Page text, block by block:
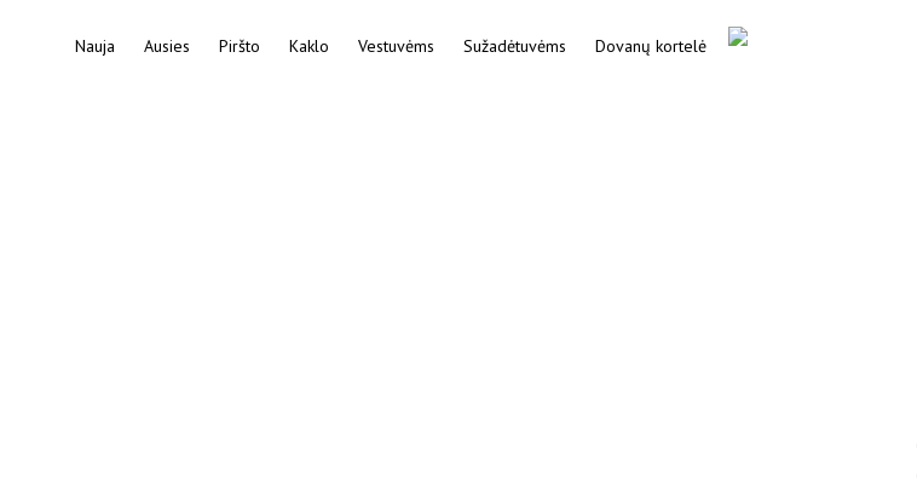
Nauja Ausies Piršto Kaklo Vestuvėms Sužadėtuvėms Dovanų kortelė